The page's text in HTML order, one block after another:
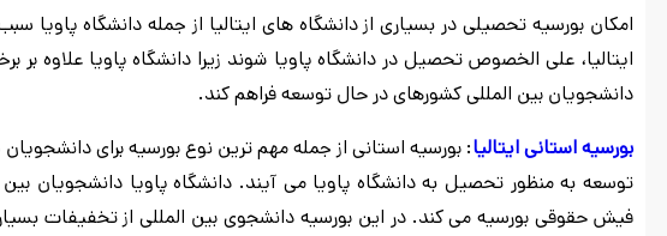
امکان بورسیه تحصیلی در بسیاری از دانشگاه های ایتالیا از جمله دانشگاه
ایتالیا، علی الخصوص تحصیل در دانشگاه پاویا شوند زیرا دانشگاه پاویا علاوه بر
دانشجویان بین المللی کشورهای در حال توسعه فراهم کند.
بورسیه استانی ایتالیا: بورسیه استانی از جمله مهم ترین نوع بورسیه برای
توسعه به منظور تحصیل به دانشگاه پاویا می آیند. دانشگاه پاویا دانشجویان
فیش حقوقی بورسیه می کند. در این بورسیه دانشجوی بین المللی از تخفیفات